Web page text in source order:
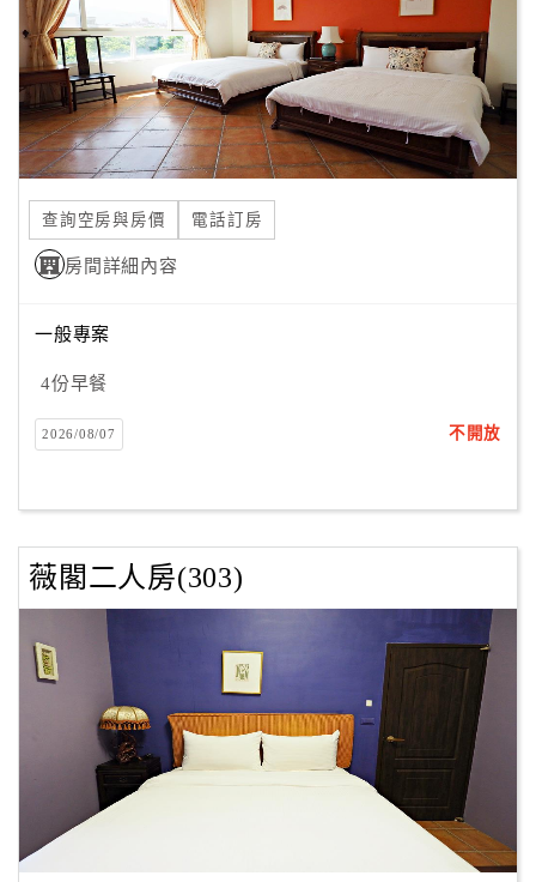
伴
計
劃
商
品
宣
傳
查詢空房與房價 電話訂房
房間詳細內容
一般專案
4份早餐
2026/08/07 不開放
薇閣二人房(303)